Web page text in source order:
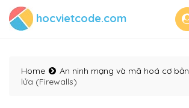
hocvietcode.com
Home An ninh mạng và mã hoá cơ bản
lửa (Firewalls)